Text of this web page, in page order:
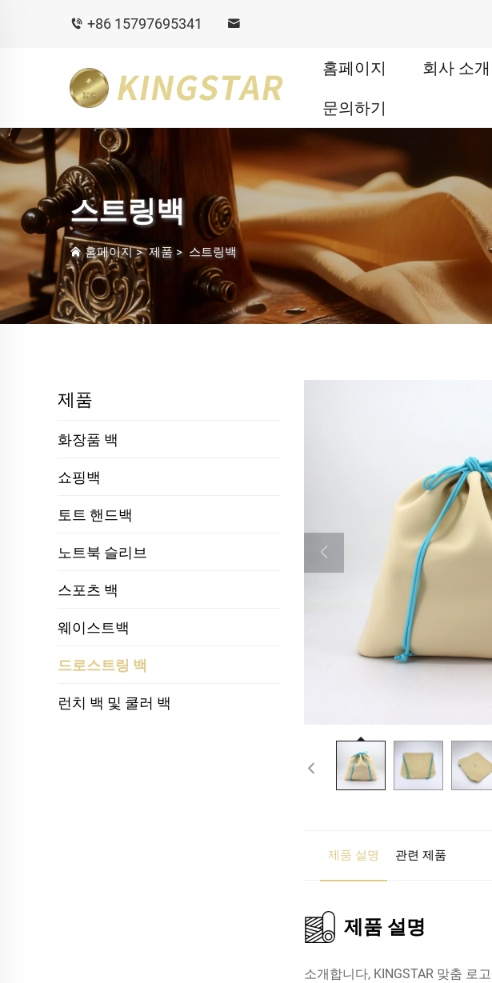
+86 15797695341
홈페이지 회사 소개
문의하기
스트링백
홈페이지>제품 > 스트링백
제품
화장품 백
쇼핑백
토트 핸드백
노트북 슬리브
스포츠 백
웨이스트백
드로스트링 백
런치 백 및 쿨러 백
제품 설명 관련 제품
제품 설명
소개합니다, KINGSTAR 맞춤 로